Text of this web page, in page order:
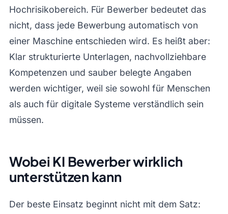
Hochrisikobereich. Für Bewerber bedeutet das
nicht, dass jede Bewerbung automatisch von
einer Maschine entschieden wird. Es heißt aber:
Klar strukturierte Unterlagen, nachvollziehbare
Kompetenzen und sauber belegte Angaben
werden wichtiger, weil sie sowohl für Menschen
als auch für digitale Systeme verständlich sein
müssen.
Wobei KI Bewerber wirklich
unterstützen kann
Der beste Einsatz beginnt nicht mit dem Satz: